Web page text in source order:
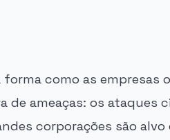
como as empresas
de ameaças: os ataques
corporações são alvo